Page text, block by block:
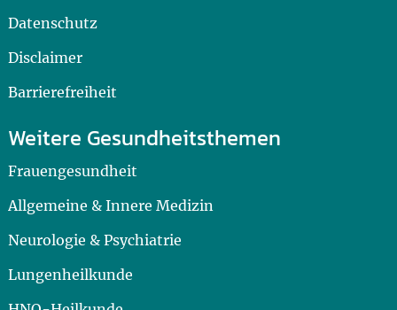
Datenschutz
Disclaimer
Barrierefreiheit
Weitere Gesundheitsthemen
Frauengesundheit
Allgemeine & Innere Medizin
Neurologie & Psychiatrie
Lungenheilkunde